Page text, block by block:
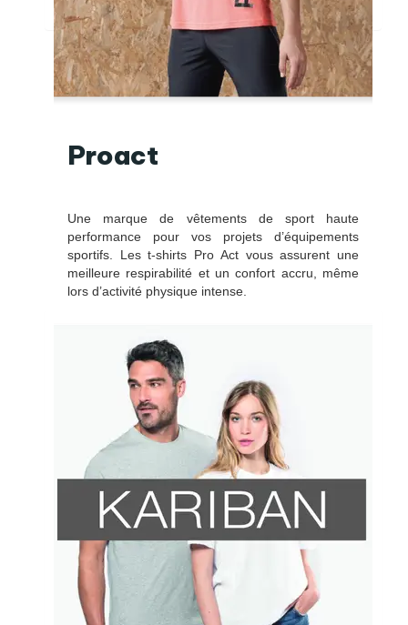
Proact
Une marque de vêtements de sport haute
performance pour vos projets d’équipements
sportifs. Les t-shirts Pro Act vous assurent une
meilleure respirabilité et un confort accru, même
lors d’activité physique intense.